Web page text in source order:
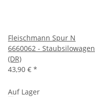
Fleischmann Spur N
6660062 - Staubsilowagen
(DR)
43,90 € *
Auf Lager